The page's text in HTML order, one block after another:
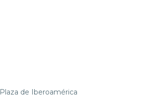
Plaza de Iberoamérica